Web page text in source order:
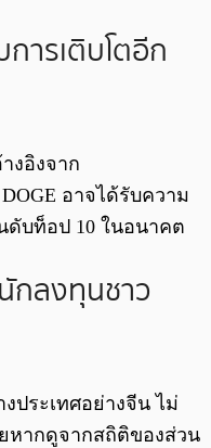
ารเติบโตอีก
งอิงจาก
อาจได้รับความ
ดับท็อป 10 ในอนาคต
กลงทุนชาว
ประเทศอย่างจีน ไม่
หากดูจากสถิติของส่วน